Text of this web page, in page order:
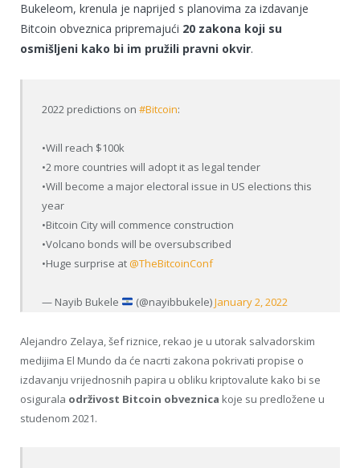
Bukeleom, krenula je naprijed s planovima za izdavanje
Bitcoin obveznica pripremajući 20 zakona koji su
osmišljeni kako bi im pružili pravni okvir.
2022 predictions on#Bitcoin:
•Will reach $100k
•2 more countries will adopt it as legal tender
•Will become a major electoral issue in US elections this
year
•Bitcoin City will commence construction
•Volcano bonds will be oversubscribed
•Huge surprise at@TheBitcoinConf
— Nayib Bukele (@nayibbukele)January 2, 2022
Alejandro Zelaya, šef riznice, rekao je u utorak salvadorskim
medijima El Mundo da će nacrti zakona pokrivati ​​propise o
izdavanju vrijednosnih papira u obliku kriptovalute kako bi se
osigurala održivost Bitcoin obveznica koje su predložene u
studenom 2021.